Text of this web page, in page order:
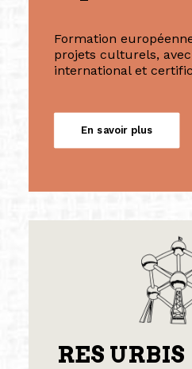
Formation
projets culturels,
international et
En savoir plus
RES URBIS